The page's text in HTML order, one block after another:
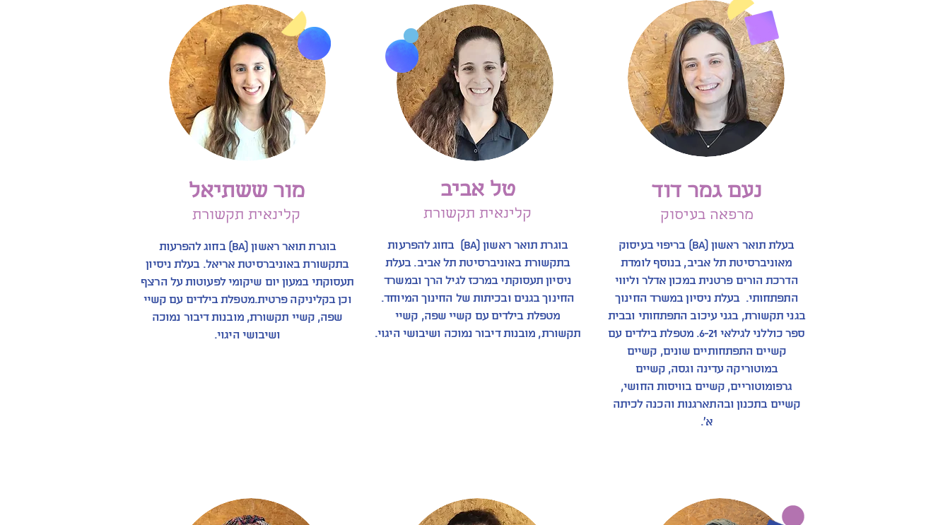
מור ששתיאל
קלינאית תקשורת
בוגרת תואר ראשון (BA) בחוג להפרעות
בתקשורת באוניברסיטת אריאל.בעלת ניסיון
תעסוקתי במעון יום שיקומי לפעוטות על הרצף
וכן בקליניקה פרטית.מטפלת בילדים עם קשיי
שפה, קשיי תקשורת, מובנות דיבור נמוכה
ושיבושי היגוי.
טל אביב
קלינאית תקשורת
בוגרת תואר ראשון (BA) בחוג להפרעות
בתקשורת באוניברסיטת תל אביב. בעלת
ניסיון תעסוקתי במרכז לגיל הרך ובמשרד
החינוך בגנים ובכיתות של החינוך המיוחד.
מטפלת בילדים עם קשיי שפה, קשיי
תקשורת, מובנות דיבור נמוכה ושיבושי היגוי.
נעם גמר דוד
מרפאה בעיסוק
בעלת תואר ראשון (BA) בריפוי בעיסוק
מאוניברסיטת תל אביב, בנוסף לומדת
הדרכת הורים פרטנית במכון אדלר וליווי
התפתחותי. בעלת ניסיון במשרד החינוך
בגני תקשורת, בגני עיכוב התפתחותי ובבית
ספר כוללני לגילאי 6-21. מטפלת בילדים עם
קשיים התפתחותיים שונים, קשיים
במוטוריקה עדינה וגסה, קשיים
גרפומוטוריים, קשיים בוויסות החושי,
קשיים בתכנון ובהתארגנות והכנה לכיתה
א'.